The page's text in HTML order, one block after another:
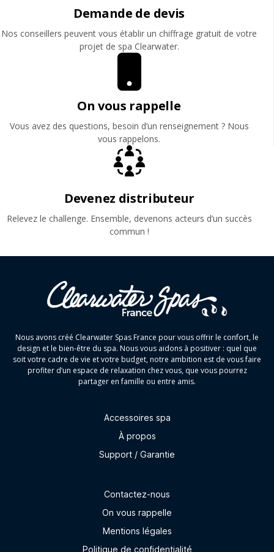
Demande de devis
Nos conseillers peuvent vous établir un chiffrage gratuit de votre
projet de spa Clearwater.
On vous rappelle
Vous avez des questions, besoin d’un renseignement ? Nous
vous rappelons.
Devenez distributeur
Relevez le challenge. Ensemble, devenons acteurs d’un succès
commun !
Nous avons créé Clearwater Spas France pour vous offrir le confort, le
design et le bien-être du spa. Nous vous aidons à positiver : quel que
soit votre cadre de vie et votre budget, notre ambition est de vous faire
profiter d’un espace de relaxation chez vous, que vous pourrez
partager en famille ou entre amis.
Accessoires spa
À propos
Support / Garantie
Contactez-nous
On vous rappelle
Mentions légales
Politique de confidentialité